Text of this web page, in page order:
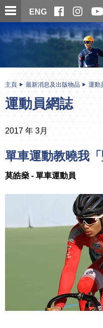
跳
至
內
ENG
内
主頁 最新消息及出版物品 運動
運動員網誌
2017 年 3月
單車運動教曉我「
莫皓燊 - 單車運動員